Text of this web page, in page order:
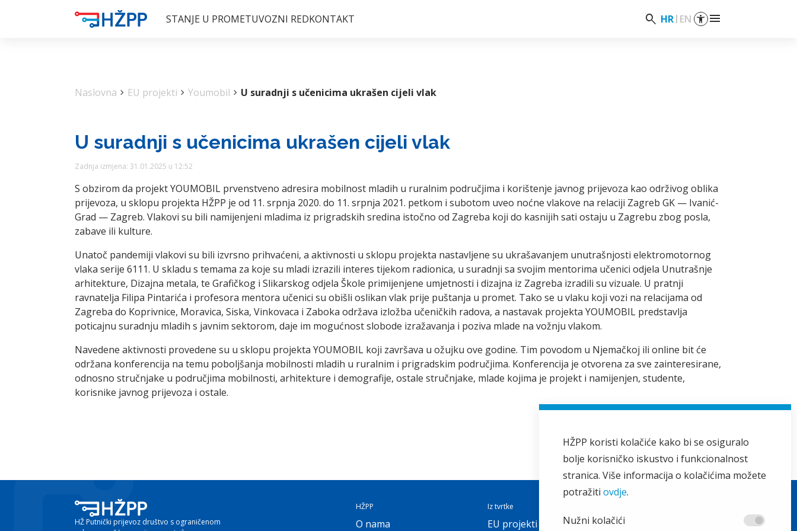
STANJE U PROMETUVOZNI REDKONTAKT search HR EN menu
Naslovna chevron_right EU projekti chevron_right Youmobil chevron_right U suradnji s učenicima ukrašen cijeli vlak
U suradnji s učenicima ukrašen cijeli vlak
Zadnja izmjena: 31.01.2025 u 12:52
S obzirom da projekt YOUMOBIL prvenstveno adresira mobilnost mladih u ruralnim područjima i korištenje javnog prijevoza kao održivog oblika
prijevoza, u sklopu projekta HŽPP je od 11. srpnja 2020. do 11. srpnja 2021. petkom i subotom uveo noćne vlakove na relaciji Zagreb GK — Ivanić-
Grad — Zagreb. Vlakovi su bili namijenjeni mladima iz prigradskih sredina istočno od Zagreba koji do kasnijih sati ostaju u Zagrebu zbog posla,
zabave ili kulture.
Unatoč pandemiji vlakovi su bili izvrsno prihvaćeni, a aktivnosti u sklopu projekta nastavljene su ukrašavanjem unutrašnjosti elektromotornog
vlaka serije 6111. U skladu s temama za koje su mladi izrazili interes tijekom radionica, u suradnji sa svojim mentorima učenici odjela Unutrašnje
arhitekture, Dizajna metala, te Grafičkog i Slikarskog odjela Škole primijenjene umjetnosti i dizajna iz Zagreba izradili su vizuale. U pratnji
ravnatelja Filipa Pintarića i profesora mentora učenici su obišli oslikan vlak prije puštanja u promet. Tako se u vlaku koji vozi na relacijama od
Zagreba do Koprivnice, Moravica, Siska, Vinkovaca i Zaboka održava izložba učeničkih radova, a nastavak projekta YOUMOBIL predstavlja
poticajnu suradnju mladih s javnim sektorom, daje im mogućnost slobode izražavanja i poziva mlade na vožnju vlakom.
Navedene aktivnosti provedene su u sklopu projekta YOUMOBIL koji završava u ožujku ove godine. Tim povodom u Njemačkoj ili online bit će
održana konferencija na temu poboljšanja mobilnosti mladih u ruralnim i prigradskim područjima. Konferencija je otvorena za sve zainteresirane,
odnosno stručnjake u područjima mobilnosti, arhitekture i demografije, ostale stručnjake, mlade kojima je projekt i namijenjen, studente,
korisnike javnog prijevoza i ostale.
HŽ Putnički prijevoz društvo s ograničenom
HŽPP
O nama
Iz tvrtke
EU projekti Oglašavanje
HŽPP koristi kolačiće kako bi se osiguralo
bolje korisničko iskustvo i funkcionalnost
stranica. Više informacija o kolačićima možete
potražiti ovdje.
Nužni kolačići